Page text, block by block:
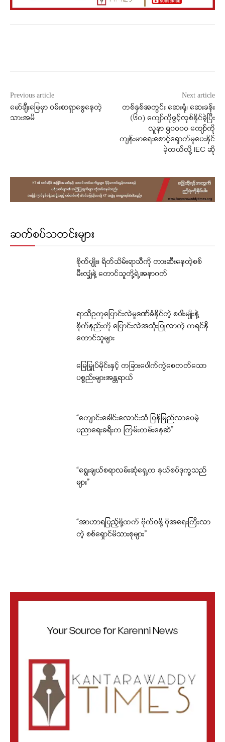
Previous article
မော်ချီးမြေမှာ ဝမ်းစာရှာဖွေနေတဲ့
သားအမိ
Next article
တစ်နှစ်အတွင်း ဆေးရုံ၊ ဆေးခန်း
(၆၀) ကျော်ကိုဖွင့်လှစ်နိုင်ခဲ့ပြီး
လူနာ ၅၀၀၀၀ ကျော်ကို
ကျန်းမာရေးစောင့်ရှောက်မှုပေးနိုင်
ခဲ့တယ်လို့ IEC ဆို
ဆက်စပ်သတင်းများ
စိုက်ပျိုး၊ ရိတ်သိမ်းရာသီကို တားဆီးနေတဲ့စစ်
မီးလျှံနဲ့ တောင်သူတို့ရဲ့အနာဂတ်
ရာသီဥတုပြောင်းလဲမှုဒဏ်ခံနိုင်တဲ့ စပါးမျိုးနဲ့
စိုက်နည်းကို ပြောင်းလဲအသုံးပြုလာတဲ့ ကရင်နီ
တောင်သူများ
မြေမြှုပ်မိုင်းနှင့် တခြားပေါက်ကွဲစေတတ်သော
ပစ္စည်းများအန္တရာယ်
“ကျောင်းခေါင်းလောင်းသံ ပြန်မြည်လာပေမဲ့
ပညာရေးခရီးက ကြမ်းတမ်းနေဆဲ”
“ရွေးချယ်စရာလမ်းဆုံရှေ့က နယ်စပ်ဒုက္ခသည်
များ”
“အာဟာရပြည့်ဖို့ထက် ဗိုက်ဝဖို့ ပိုအရေးကြီးလာ
တဲ့ စစ်ရှောင်မိသားစုများ”